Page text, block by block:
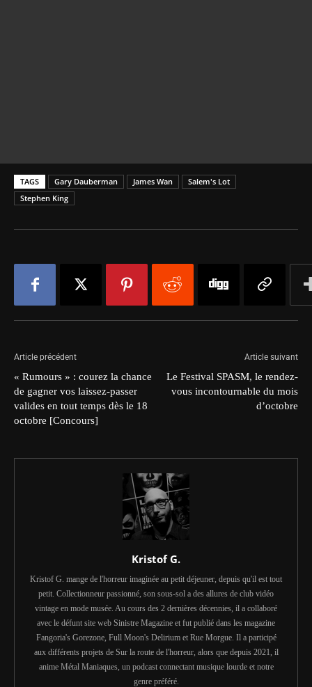
TAGS Gary Dauberman James Wan
Salem's Lot
Stephen King
Article précédent
« Rumours » : courez la chance
de gagner vos laissez-passer
valides en tout temps dès le 18
octobre [Concours]
Article suivant
Le Festival SPASM, le rendez-
vous incontournable du mois
d’octobre
Kristof G.
Kristof G. mange de l'horreur imaginée au petit déjeuner, depuis qu'il est tout
petit. Collectionneur passionné, son sous-sol a des allures de club vidéo
vintage en mode musée. Au cours des 2 dernières décennies, il a collaboré
avec le défunt site web Sinistre Magazine et fut publié dans les magazine
Fangoria's Gorezone, Full Moon's Delirium et Rue Morgue. Il a participé
aux différents projets de Sur la route de l'horreur, alors que depuis 2021, il
anime Métal Maniaques, un podcast connectant musique lourde et notre
genre préféré.